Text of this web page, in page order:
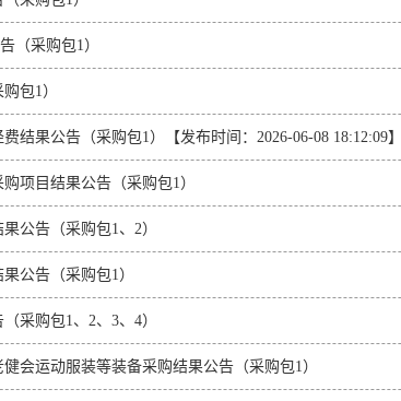
（采购包1）
包1）
结果公告（采购包1）【发布时间：2026-06-08 18:12:09】
项目结果公告（采购包1）
公告（采购包1、2）
公告（采购包1）
采购包1、2、3、4）
会运动服装等装备采购结果公告（采购包1）